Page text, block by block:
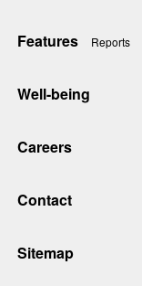
Features Reports
Well-being
Careers
Contact
Sitemap